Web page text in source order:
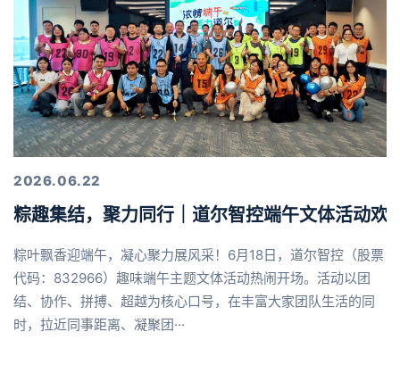
2026.06.22
粽趣集结，聚力同行｜道尔智控端午文体活动欢
粽叶飘香迎端午，凝心聚力展风采！6月18日，道尔智控（股票
代码：832966）趣味端午主题文体活动热闹开场。活动以团
结、协作、拼搏、超越为核心口号，在丰富大家团队生活的同
时，拉近同事距离、凝聚团···